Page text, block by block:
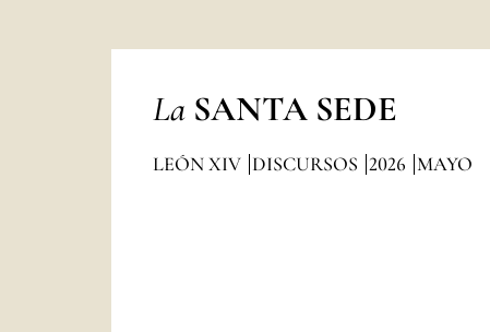
La SANTA SEDE
LEÓN XIV DISCURSOS 2026 MAYO